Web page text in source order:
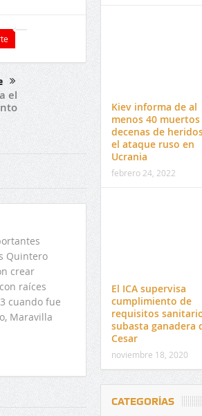
el
Quintero
crear
raíces
cuando fue
Maravilla
Kiev informa de al
menos 40 muertos
decenas de
el ataque ruso en
Ucrania
febrero 24, 2022
El ICA supervisa
cumplimiento de
requisitos
subasta ganadera
Cesar
noviembre 18, 2020
CATEGORÍAS